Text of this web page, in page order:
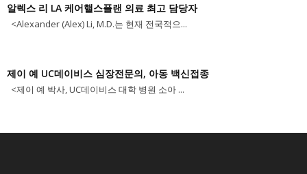
알렉스 리 LA 케어핼스플랜 의료 최고 담당자
<Alexander (Alex) Li, M.D.는 현재 전국적으...
제이 예 UC데이비스 심장전문의, 아동 백신접종
<제이 예 박사, UC데이비스 대학 병원 소아 ...